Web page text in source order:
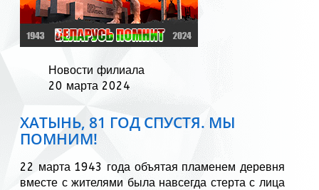
Новости филиала
20 марта 2024
ХАТЫНЬ, 81 ГОД СПУСТЯ. МЫ
ПОМНИМ!
22 марта 1943 года объятая пламенем деревня
вместе с жителями была навсегда стерта с лица